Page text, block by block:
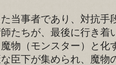
当事者であり、対抗手
師たちが、最後に行き
物（モンスター）と化
臣下が集められ、魔物